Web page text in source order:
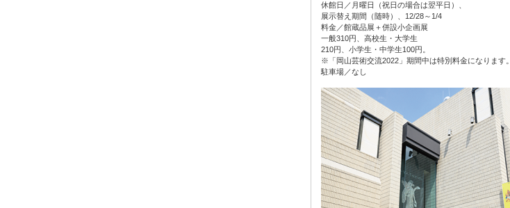
休館日／月曜日（祝日の場合は翌平日）、
展示替え期間（随時）、12/28～1/4
料金／館蔵品展＋併設小企画展
一般310円、高校生・大学生
210円、小学生・中学生100円。
※「岡山芸術交流2022」期間中は特別料金になります。
駐車場／なし